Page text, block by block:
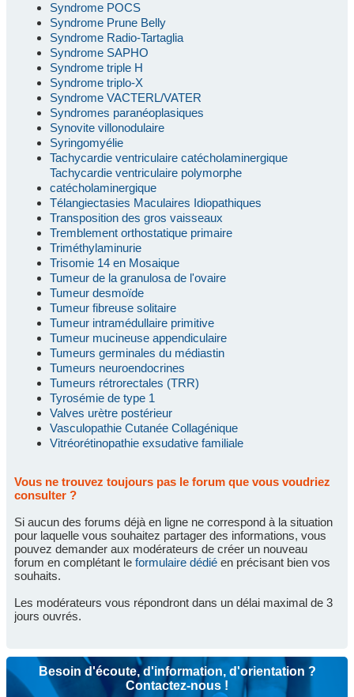
Syndrome POCS
Syndrome Prune Belly
Syndrome Radio-Tartaglia
Syndrome SAPHO
Syndrome triple H
Syndrome triplo-X
Syndrome VACTERL/VATER
Syndromes paranéoplasiques
Synovite villonodulaire
Syringomyélie
Tachycardie ventriculaire catécholaminergique
Tachycardie ventriculaire polymorphe
catécholaminergique
Télangiectasies Maculaires Idiopathiques
Transposition des gros vaisseaux
Tremblement orthostatique primaire
Triméthylaminurie
Trisomie 14 en Mosaique
Tumeur de la granulosa de l'ovaire
Tumeur desmoïde
Tumeur fibreuse solitaire
Tumeur intramédullaire primitive
Tumeur mucineuse appendiculaire
Tumeurs germinales du médiastin
Tumeurs neuroendocrines
Tumeurs rétrorectales (TRR)
Tyrosémie de type 1
Valves urètre postérieur
Vasculopathie Cutanée Collagénique
Vitréorétinopathie exsudative familiale
Vous ne trouvez toujours pas le forum que vous voudriez
consulter ?
Si aucun des forums déjà en ligne ne correspond à la situation
pour laquelle vous souhaitez partager des informations, vous
pouvez demander aux modérateurs de créer un nouveau
forum en complétant le formulaire dédié en précisant bien vos
souhaits.
Les modérateurs vous répondront dans un délai maximal de 3
jours ouvrés.
Besoin d'écoute, d'information, d'orientation ?
Contactez-nous !